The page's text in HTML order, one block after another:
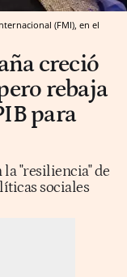
(FMI), en el
creció
rebaja
para
la "resiliencia" de
sociales